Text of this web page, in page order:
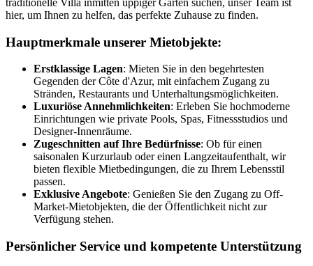
traditionelle Villa inmitten üppiger Gärten suchen, unser Team ist
hier, um Ihnen zu helfen, das perfekte Zuhause zu finden.
Hauptmerkmale unserer Mietobjekte:
Erstklassige Lagen: Mieten Sie in den begehrtesten
Gegenden der Côte d'Azur, mit einfachem Zugang zu
Stränden, Restaurants und Unterhaltungsmöglichkeiten.
Luxuriöse Annehmlichkeiten: Erleben Sie hochmoderne
Einrichtungen wie private Pools, Spas, Fitnessstudios und
Designer-Innenräume.
Zugeschnitten auf Ihre Bedürfnisse: Ob für einen
saisonalen Kurzurlaub oder einen Langzeitaufenthalt, wir
bieten flexible Mietbedingungen, die zu Ihrem Lebensstil
passen.
Exklusive Angebote: Genießen Sie den Zugang zu Off-
Market-Mietobjekten, die der Öffentlichkeit nicht zur
Verfügung stehen.
Persönlicher Service und kompetente Unterstützung